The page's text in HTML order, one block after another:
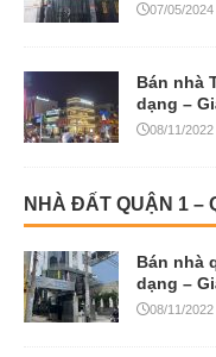
07/05/2024
Bán nhà
dạng –
08/11/2022
NHÀ ĐẤT QUẬN 1 –
Bán nhà
dạng –
08/11/2022